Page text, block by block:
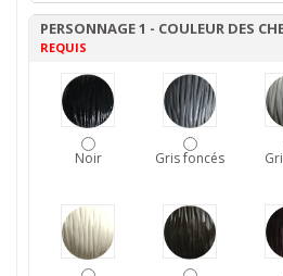
PERSONNAGE 1 - COULEUR DES
REQUIS
Noir Gris foncés